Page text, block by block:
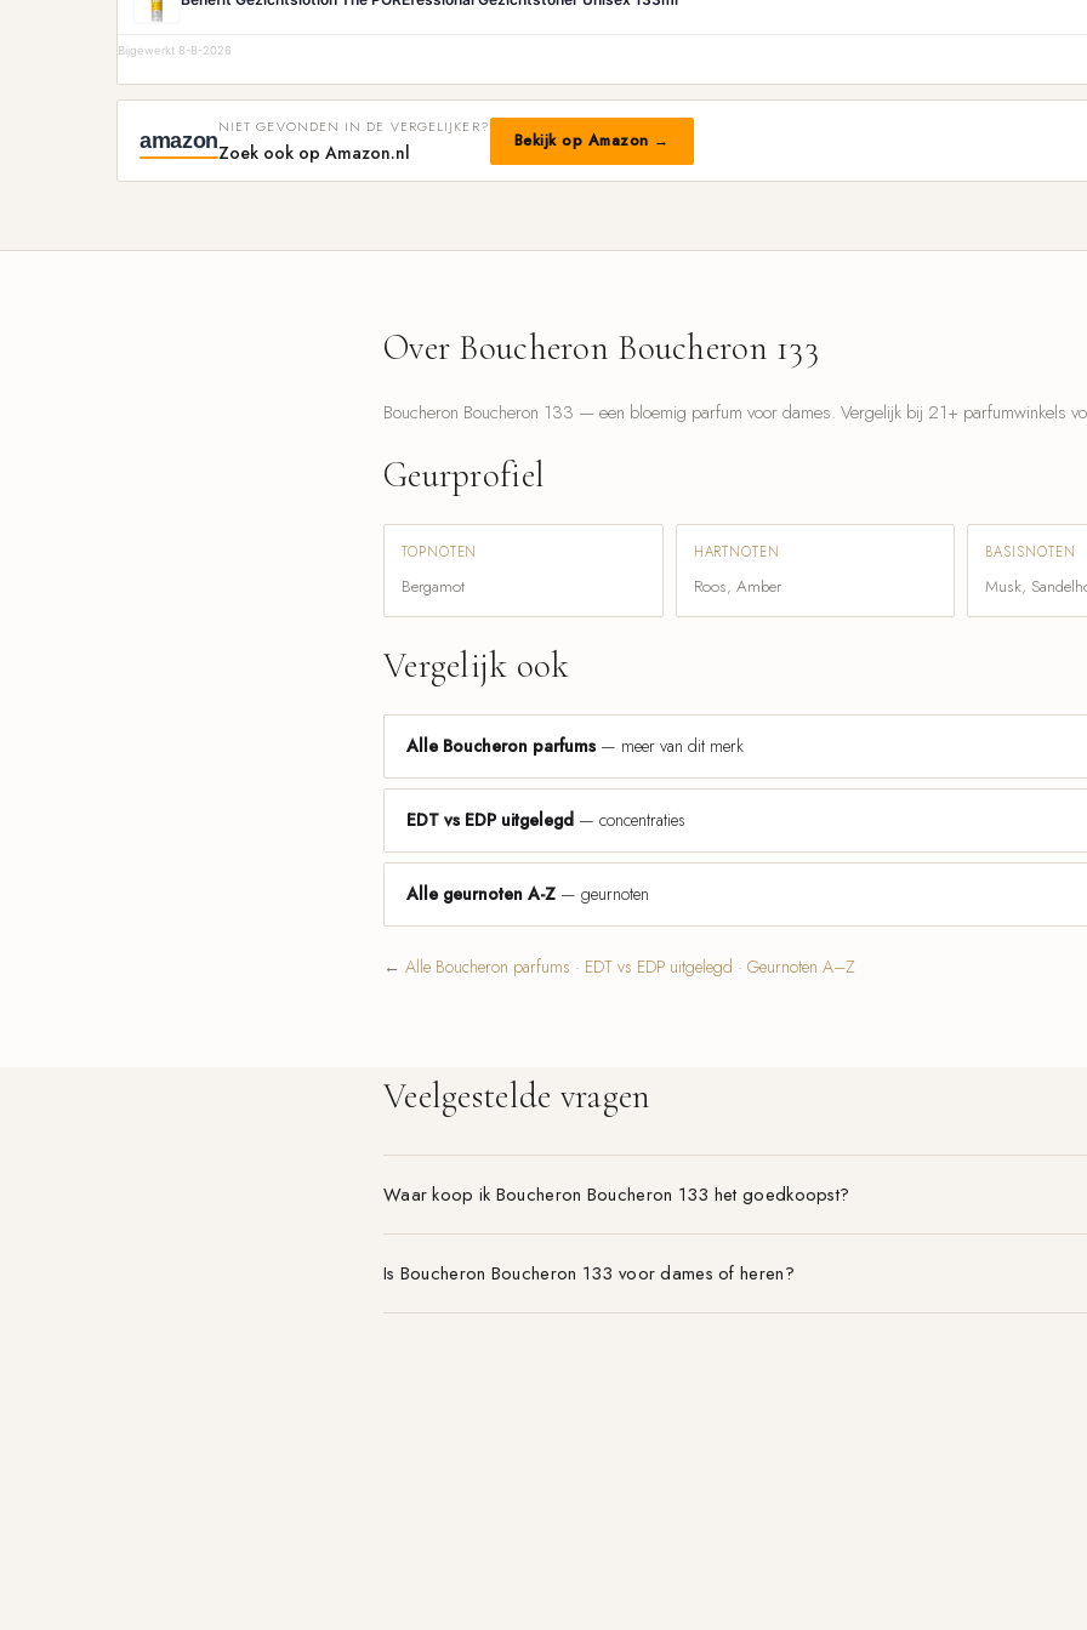
Bijgewerkt 8-8-2026
amazon
NIET GEVONDEN IN DE VERGELIJKER?
Zoek ook op Amazon.nl Bekijk op Amazon →
Over Boucheron Boucheron 133
Boucheron Boucheron 133 — een bloemig parfum voor dames. Vergelijk bij 21+ parfumwinkels
Geurprofiel
TOPNOTEN
Bergamot
HARTNOTEN
Roos, Amber
BASISNOTEN
Musk,
Vergelijk ook
Alle Boucheron parfums — meer van dit merk
EDT vs EDP uitgelegd — concentraties
Alle geurnoten A-Z — geurnoten
← Alle Boucheron parfums · EDT vs EDP uitgelegd · Geurnoten A–Z
Veelgestelde vragen
Waar koop ik Boucheron Boucheron 133 het goedkoopst?
Is Boucheron Boucheron 133 voor dames of heren?